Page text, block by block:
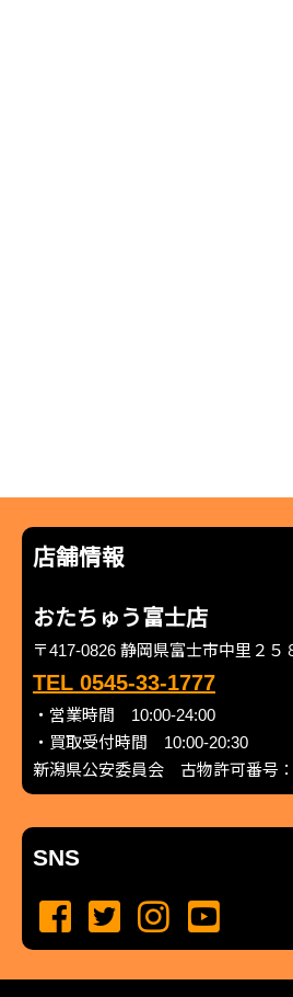
店舗情報
おたちゅう富士店
〒417-0826 静岡県富士市中里２５
TEL 0545-33-1777
・営業時間 10:00-24:00
・買取受付時間 10:00-20:30
新潟県公安委員会 古物許可番号
SNS